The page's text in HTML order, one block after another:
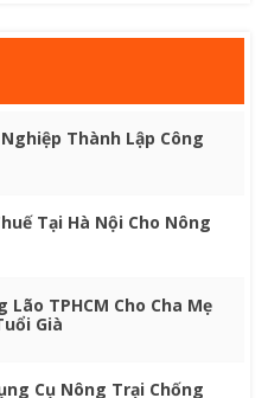
Thành Lập Công
Tại Hà Nội Cho Nông
TPHCM Cho Cha Mẹ
Già
Cụ Nông Trại Chống